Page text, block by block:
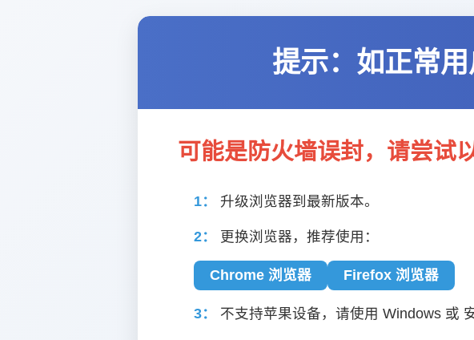
提示：如正常
可能是防火墙误封，请尝试
1： 升级浏览器到最新版本。
2： 更换浏览器，推荐使用：
Chrome 浏览器 Firefox 浏览器
3： 不支持苹果设备，请使用 Windows 或